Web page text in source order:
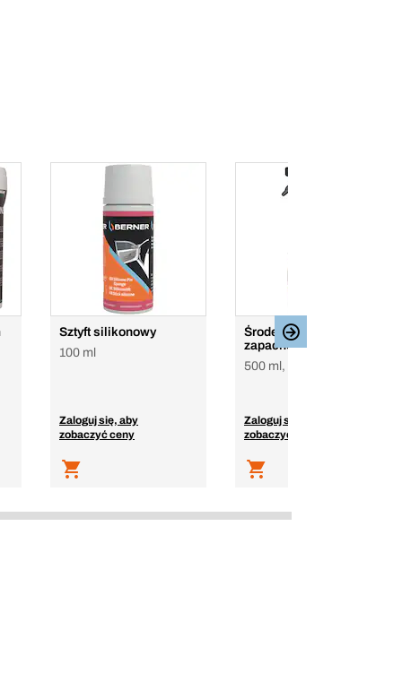
Sztyft silikonowy
100 ml
Zaloguj się, aby
zobaczyć ceny
Środek do usuwania
zapachów
500 ml, Butelka spray
Zaloguj się, aby
zobaczyć ceny